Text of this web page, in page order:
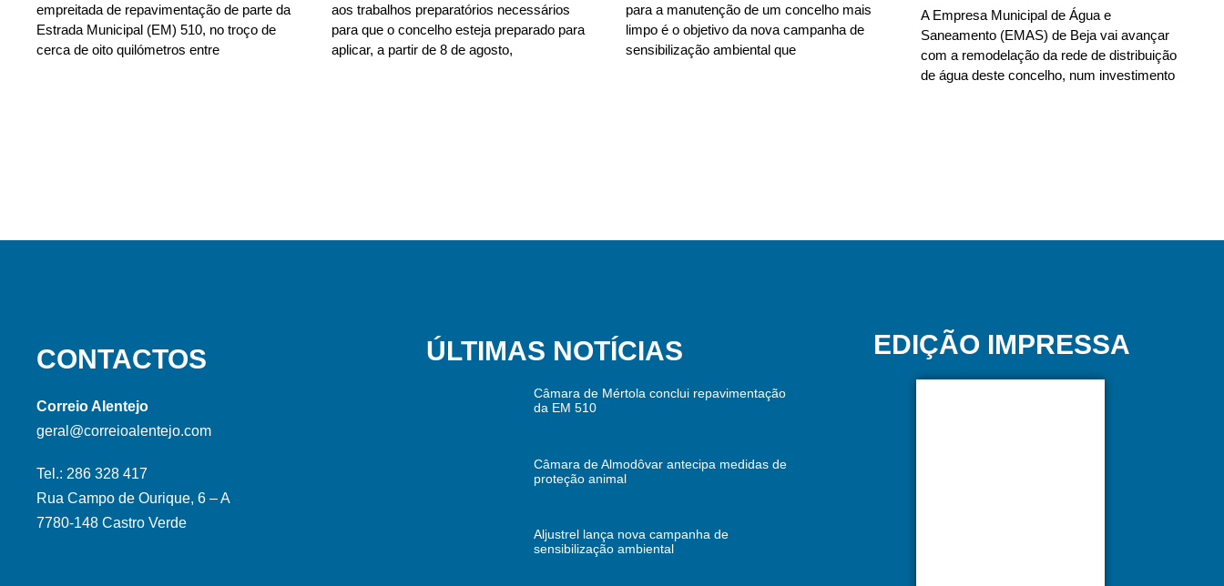
empreitada de repavimentação de parte da
Estrada Municipal (EM) 510, no troço de
cerca de oito quilómetros entre
aos trabalhos preparatórios necessários
para que o concelho esteja preparado para
aplicar, a partir de 8 de agosto,
para a manutenção de um concelho mais
limpo é o objetivo da nova campanha de
sensibilização ambiental que
A Empresa Municipal de Água e
Saneamento (EMAS) de Beja vai avançar
com a remodelação da rede de distribuição
de água deste concelho, num investimento
CONTACTOS
Correio Alentejo
geral@correioalentejo.com
Tel.: 286 328 417
Rua Campo de Ourique, 6 – A
7780-148 Castro Verde
ÚLTIMAS NOTÍCIAS
Câmara de Mértola conclui repavimentação
da EM 510
Câmara de Almodôvar antecipa medidas de
proteção animal
Aljustrel lança nova campanha de
sensibilização ambiental
EDIÇÃO IMPRESSA